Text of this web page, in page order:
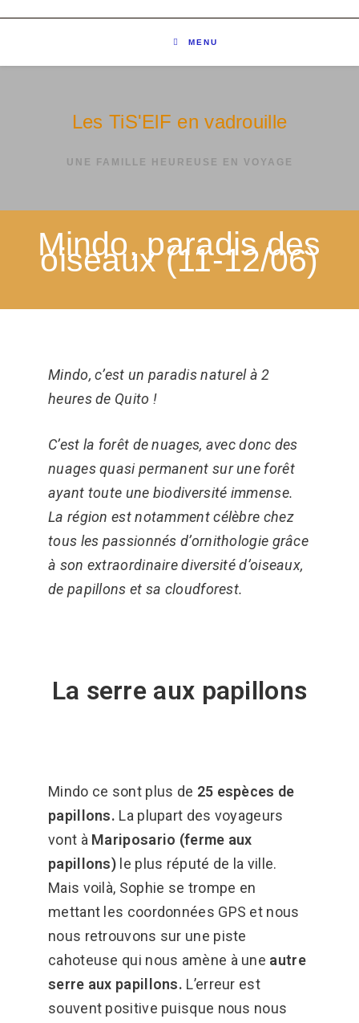
MENU
Les TiS'ElF en vadrouille
UNE FAMILLE HEUREUSE EN VOYAGE
Mindo, paradis des
oiseaux (11-12/06)
Mindo, c’est un paradis naturel à 2
heures de Quito !
C’est la forêt de nuages, avec donc des
nuages quasi permanent sur une forêt
ayant toute une biodiversité immense.
La région est notamment célèbre chez
tous les passionnés d’ornithologie grâce
à son extraordinaire diversité d’oiseaux,
de papillons et sa cloudforest.
La serre aux papillons
Mindo ce sont plus de 25 espèces de
papillons. La plupart des voyageurs
vont à Mariposario (ferme aux
papillons) le plus réputé de la ville.
Mais voilà, Sophie se trompe en
mettant les coordonnées GPS et nous
nous retrouvons sur une piste
cahoteuse qui nous amène à une autre
serre aux papillons. L’erreur est
souvent positive puisque nous nous